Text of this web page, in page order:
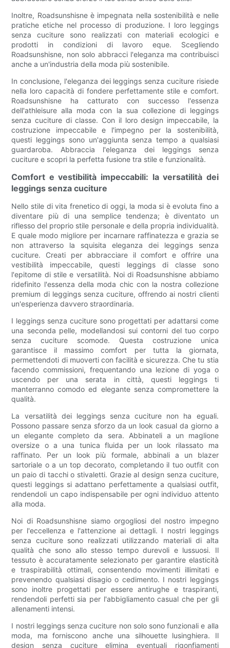
Inoltre, Roadsunshisne è impegnata nella sostenibilità e nelle
pratiche etiche nel processo di produzione. I loro leggings
senza cuciture sono realizzati con materiali ecologici e
prodotti in condizioni di lavoro eque. Scegliendo
Roadsunshisne, non solo abbracci l'eleganza ma contribuisci
anche a un'industria della moda più sostenibile.
In conclusione, l'eleganza dei leggings senza cuciture risiede
nella loro capacità di fondere perfettamente stile e comfort.
Roadsunshisne ha catturato con successo l'essenza
dell'athleisure alla moda con la sua collezione di leggings
senza cuciture di classe. Con il loro design impeccabile, la
costruzione impeccabile e l'impegno per la sostenibilità,
questi leggings sono un'aggiunta senza tempo a qualsiasi
guardaroba. Abbraccia l'eleganza dei leggings senza
cuciture e scopri la perfetta fusione tra stile e funzionalità.
Comfort e vestibilità impeccabili: la versatilità dei
leggings senza cuciture
Nello stile di vita frenetico di oggi, la moda si è evoluta fino a
diventare più di una semplice tendenza; è diventato un
riflesso del proprio stile personale e della propria individualità.
E quale modo migliore per incarnare raffinatezza e grazia se
non attraverso la squisita eleganza dei leggings senza
cuciture. Creati per abbracciare il comfort e offrire una
vestibilità impeccabile, questi leggings di classe sono
l'epitome di stile e versatilità. Noi di Roadsunshisne abbiamo
ridefinito l'essenza della moda chic con la nostra collezione
premium di leggings senza cuciture, offrendo ai nostri clienti
un'esperienza davvero straordinaria.
I leggings senza cuciture sono progettati per adattarsi come
una seconda pelle, modellandosi sui contorni del tuo corpo
senza cuciture scomode. Questa costruzione unica
garantisce il massimo comfort per tutta la giornata,
permettendoti di muoverti con facilità e sicurezza. Che tu stia
facendo commissioni, frequentando una lezione di yoga o
uscendo per una serata in città, questi leggings ti
manterranno comodo ed elegante senza compromettere la
qualità.
La versatilità dei leggings senza cuciture non ha eguali.
Possono passare senza sforzo da un look casual da giorno a
un elegante completo da sera. Abbinateli a un maglione
oversize o a una tunica fluida per un look rilassato ma
raffinato. Per un look più formale, abbinali a un blazer
sartoriale o a un top decorato, completando il tuo outfit con
un paio di tacchi o stivaletti. Grazie al design senza cuciture,
questi leggings si adattano perfettamente a qualsiasi outfit,
rendendoli un capo indispensabile per ogni individuo attento
alla moda.
Noi di Roadsunshisne siamo orgogliosi del nostro impegno
per l'eccellenza e l'attenzione ai dettagli. I nostri leggings
senza cuciture sono realizzati utilizzando materiali di alta
qualità che sono allo stesso tempo durevoli e lussuosi. Il
tessuto è accuratamente selezionato per garantire elasticità
e traspirabilità ottimali, consentendo movimenti illimitati e
prevenendo qualsiasi disagio o cedimento. I nostri leggings
sono inoltre progettati per essere antirughe e traspiranti,
rendendoli perfetti sia per l'abbigliamento casual che per gli
allenamenti intensi.
I nostri leggings senza cuciture non solo sono funzionali e alla
moda, ma forniscono anche una silhouette lusinghiera. Il
design senza cuciture elimina eventuali rigonfiamenti